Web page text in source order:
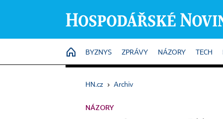
HOME
BYZNYS ZPRÁVY NÁZORY TECH
HN.cz › Archiv
NÁZORY